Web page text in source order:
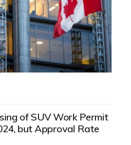
of SUV Work Permit
but Approval Rate